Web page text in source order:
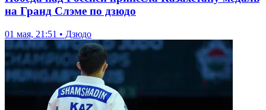
на Гранд Слэме по дзюдо
01 мая, 21:51 • Дзюдо